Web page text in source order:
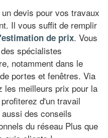
devis pour vos travaux
Il vous suffit de remplir
de prix. Vous
spécialistes
notamment dans le
portes et fenêtres. Via
les meilleurs prix pour la
d'un travail
des conseils
du réseau Plus que